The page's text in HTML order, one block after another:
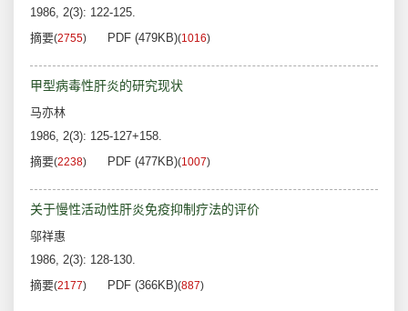
1986, 2(3): 122-125.
摘要(2755) PDF (479KB)(1016)
甲型病毒性肝炎的研究现状
马亦林
1986, 2(3): 125-127+158.
摘要(2238) PDF (477KB)(1007)
关于慢性活动性肝炎免疫抑制疗法的评价
邬祥惠
1986, 2(3): 128-130.
摘要(2177) PDF (366KB)(887)